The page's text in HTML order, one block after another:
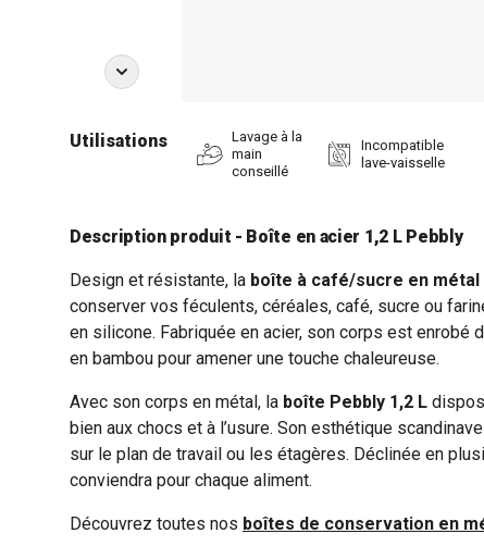
Utilisations
Lavage à la
main
conseillé
Incompatible
lave-vaisselle
Description produit - Boîte en acier 1,2 L Pebbly
Design et résistante, la boîte à café/sucre en métal
conserver vos féculents, céréales, café, sucre ou
en silicone. Fabriquée en acier, son corps est enrobé
en bambou pour amener une touche chaleureuse.
Avec son corps en métal, la boîte Pebbly 1,2 L
bien aux chocs et à l’usure. Son esthétique
sur le plan de travail ou les étagères. Déclinée en
conviendra pour chaque aliment.
Découvrez toutes nos boîtes de conservation en